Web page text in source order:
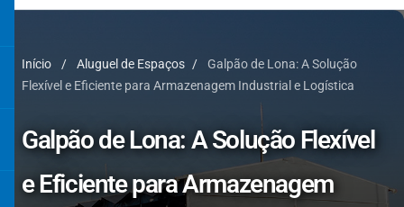
Início / Aluguel de Espaços /
Galpão de Lona: A Solução
Flexível e Eficiente para Armazenagem Industrial e Logística
Galpão de Lona: A Solução Flexível
e Eficiente para Armazenagem